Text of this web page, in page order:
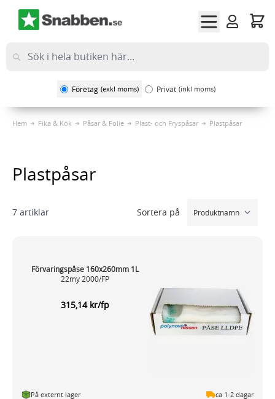
Företag (exkl moms) Privat (inkl moms)
Hem Fika & Kök Påsar & Folie Plast- och Fryspåsar Plastpåsar
Plastpåsar
7 artiklar Sortera på
Förvaringspåse 160x260mm 1L
22my 2000/FP
315,14 kr/fp
På externt lager ca 1-2 dagar